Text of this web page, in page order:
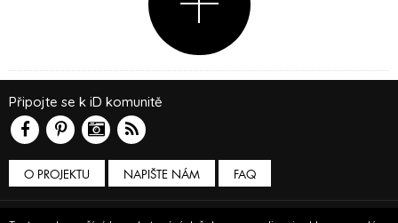
O PROJEKTU NAPIŠTE NÁM
Připojte se k iD komunitě
FAQ
Podmínky používání